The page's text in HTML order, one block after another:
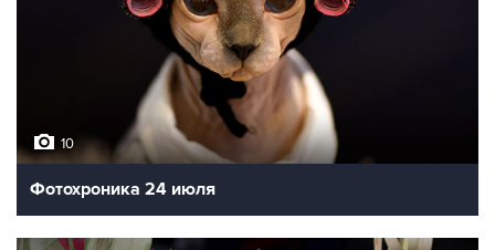
10
Фотохроника 24 июля